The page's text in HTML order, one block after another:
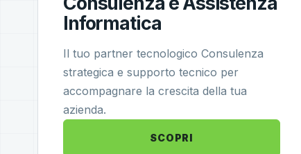
Informatica
Il tuo partner tecnologico Consulenza
strategica e supporto tecnico per
accompagnare la crescita della tua
azienda.
SCOPRI